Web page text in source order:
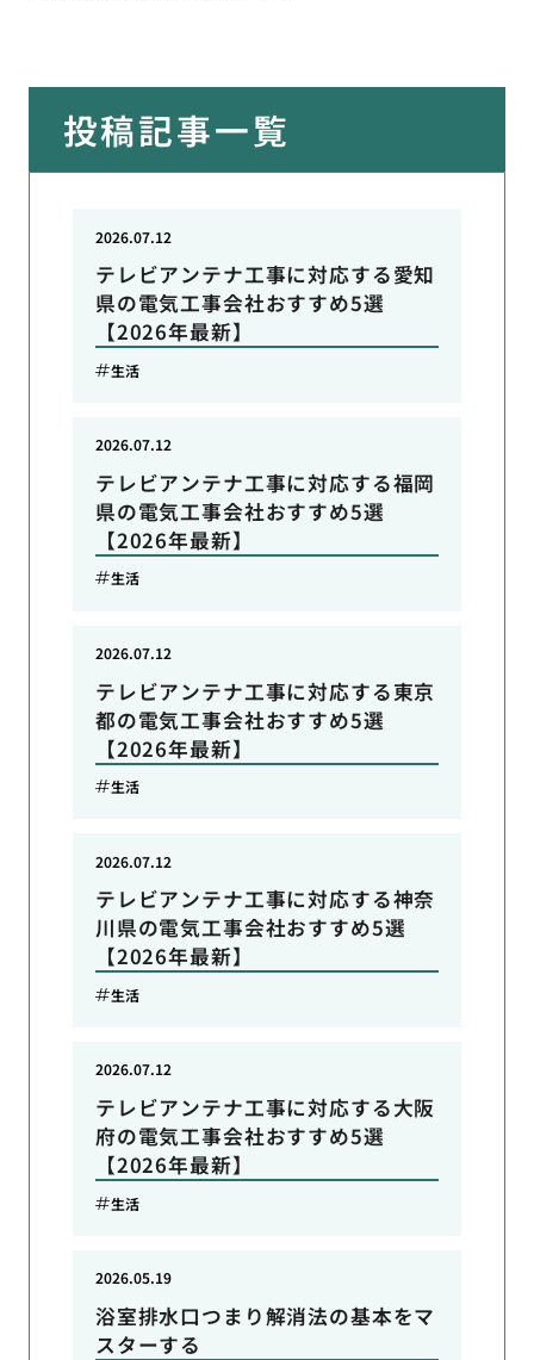
投稿記事一覧
テレビアンテナ工事に対応する愛知
県の電気工事会社おすすめ5選
【2026年最新】
2026.07.12
生活
テレビアンテナ工事に対応する福岡
県の電気工事会社おすすめ5選
【2026年最新】
2026.07.12
生活
テレビアンテナ工事に対応する東京
都の電気工事会社おすすめ5選
【2026年最新】
2026.07.12
生活
テレビアンテナ工事に対応する神奈
川県の電気工事会社おすすめ5選
【2026年最新】
2026.07.12
生活
テレビアンテナ工事に対応する大阪
府の電気工事会社おすすめ5選
【2026年最新】
2026.07.12
生活
浴室排水口つまり解消法の基本をマ
スターする
2026.05.19